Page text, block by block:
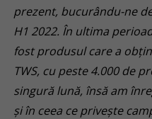
prezent, bucurându-ne
H1 2022. În ultima
fost produsul care a
TWS, cu peste 4.000 de
singură lună, însă am
șiîn ceea ce privește